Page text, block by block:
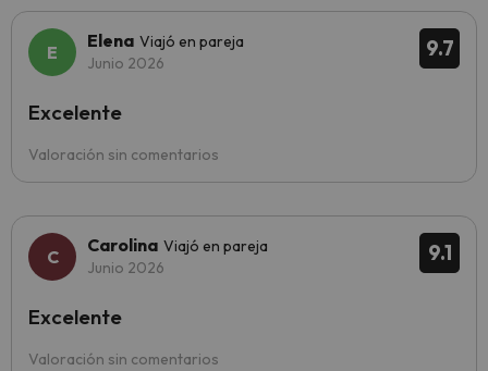
9.7
Elena Viajó en pareja
Junio 2026
Valoración sin comentarios
Excelente
9.1
Carolina Viajó en pareja
Junio 2026
Valoración sin comentarios
Excelente